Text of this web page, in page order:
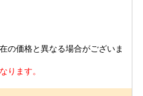
の価格と異なる場合がございま
ります。